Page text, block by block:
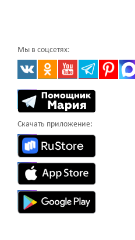
Мы в соцсетях:
Скачать приложение: